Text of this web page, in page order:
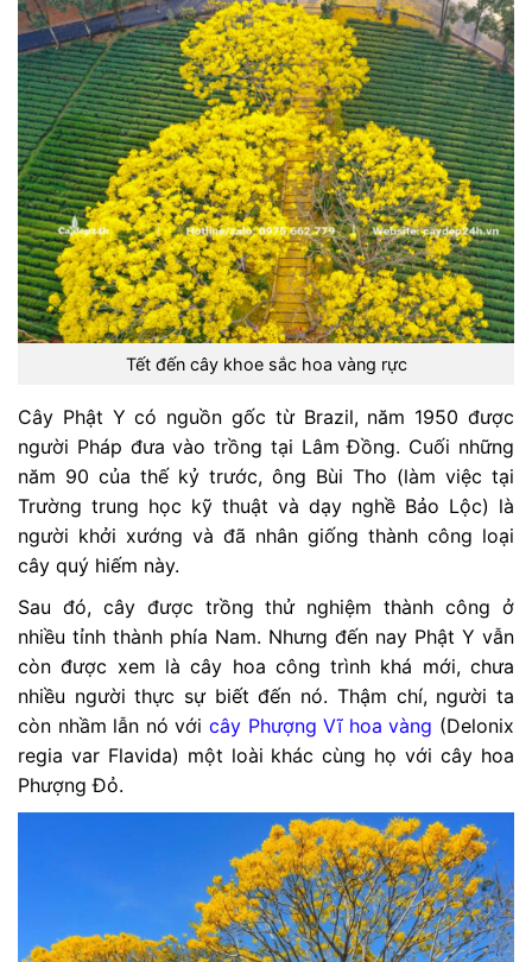
Tết đến cây khoe sắc hoa vàng rực
Cây Phật Y có nguồn gốc từ Brazil, năm 1950 được
người Pháp đưa vào trồng tại Lâm Đồng. Cuối những
năm 90 của thế kỷ trước, ông Bùi Tho (làm việc tại
Trường trung học kỹ thuật và dạy nghề Bảo Lộc) là
người khởi xướng và đã nhân giống thành công loại
cây quý hiếm này.
Sau đó, cây được trồng thử nghiệm thành công ở
nhiều tỉnh thành phía Nam. Nhưng đến nay Phật Y vẫn
còn được xem là cây hoa công trình khá mới, chưa
nhiều người thực sự biết đến nó. Thậm chí, người ta
còn nhầm lẫn nó với cây Phượng Vĩ hoa vàng (Delonix
regia var Flavida) một loài khác cùng họ với cây hoa
Phượng Đỏ.